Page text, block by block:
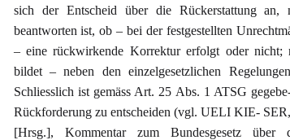
sich der Entscheid über die Rückerstattung an,
beantworten ist, ob – bei der festgestellten
– eine rückwirkende Korrektur erfolgt oder nicht;
bildet – neben den einzelgesetzlichen
Schliesslich ist gemäss Art. 25 Abs. 1 ATSG
Rückforderung zu entscheiden (vgl. UELI KIE-
[Hrsg.], Kommentar zum Bundesgesetz über